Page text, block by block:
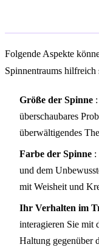
Folgende Aspekte
Spinnentraums hilfreich
Größe der Spinne
überschaubares
überwältigendes
Farbe der Spinne :
und dem
mit Weisheit und
Ihr Verhalten im
interagieren Sie mit
Haltung gegenüber